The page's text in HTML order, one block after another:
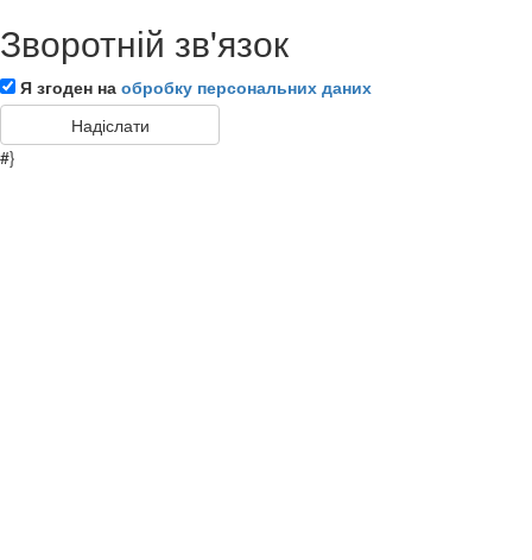
Зворотній зв'язок
Я згоден на обробку персональних даних
#}